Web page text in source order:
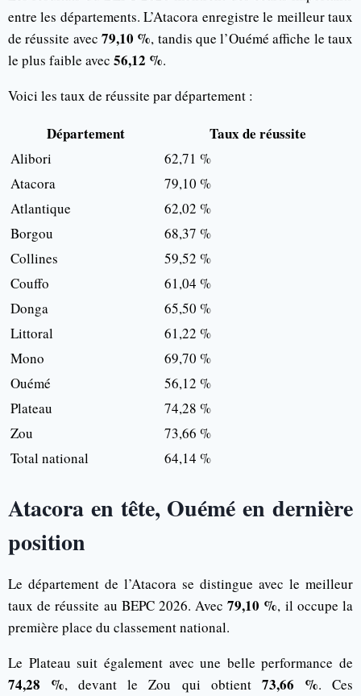
entre les départements. L’Atacora enregistre le meilleur taux
de réussite avec 79,10 %, tandis que l’Ouémé affiche le taux
le plus faible avec 56,12 %.
Voici les taux de réussite par département :
Département Taux de réussite
Alibori
62,71 %
Atacora
79,10 %
Atlantique
62,02 %
Borgou
68,37 %
Collines
59,52 %
Couffo
61,04 %
Donga
65,50 %
Littoral
61,22 %
Mono
69,70 %
Ouémé
56,12 %
Plateau
74,28 %
Zou
73,66 %
Total national
64,14 %
Atacora en tête, Ouémé en dernière
position
Le département de l’Atacora se distingue avec le meilleur
taux de réussite au BEPC 2026. Avec79,10 %, il occupe la
première place du classement national.
Le Plateau suit également avec une belle performance de
74,28 %, devant le Zou qui obtient 73,66 %. Ces